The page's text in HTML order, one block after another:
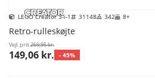
LEGO Creator 3-i-1 31148 342 8+
Retro-rulleskøjte
Vejl. pris269,95 kr.
149,06 kr. - 45%